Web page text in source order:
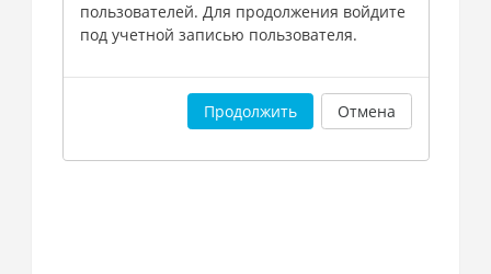
пользователей. Для продолжения войдите
под учетной записью пользователя.
Продолжить Отмена